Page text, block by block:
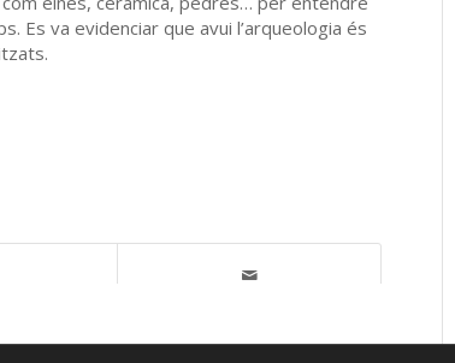
Es va evidenciar que avui l’arqueologia és